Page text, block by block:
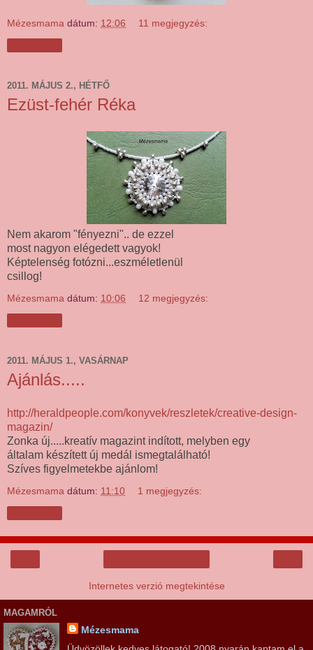
Mézesmama dátum: 12:06 11 megjegyzés:
2011. MÁJUS 2., HÉTFŐ
Ezüst-fehér Réka
Nem akarom "fényezni".. de ezzel
most nagyon elégedett vagyok!
Képtelenség fotózni...eszméletlenül
csillog!
Mézesmama dátum: 10:06 12 megjegyzés:
2011. MÁJUS 1., VASÁRNAP
Ajánlás.....
http://heraldpeople.com/konyvek/reszletek/creative-design-
magazin/
Zonka új.....kreatív magazint indított, melyben egy
általam készített új medál ismegtalálható!
Szíves figyelmetekbe ajánlom!
Mézesmama dátum: 11:10 1 megjegyzés:
Internetes verzió megtekintése
MAGAMRÓL
Mézesmama